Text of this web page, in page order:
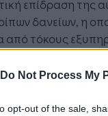
Do Not Process My
opt-out of the sale,
επίδραση της
δανείων, η
από τόκους
σε
διαμορφώθηκε